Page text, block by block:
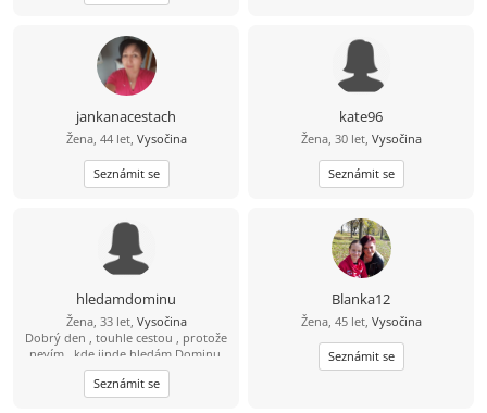
jankanacestach
Žena, 44 let, Vysočina
Seznámit se
kate96
Žena, 30 let, Vysočina
Seznámit se
hledamdominu
Žena, 33 let, Vysočina
Dobrý den , touhle cestou , protože
nevím , kde jinde hledám Dominu.
Doufám, že vás ostatní tímto
nepohorším. Hledám Dominu -
maminku . Nevím , co víc napsat .
Seznámit se
Blanka12
Žena, 45 let, Vysočina
Seznámit se